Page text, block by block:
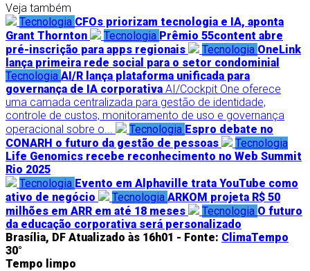
Veja também
Tecnologia CFOs priorizam tecnologia e IA, aponta
Grant Thornton
Tecnologia Prêmio 55content abre
pré-inscrição para apps regionais
Tecnologia OneLink
lança primeira rede social para o setor condominial
Tecnologia AI/R lança plataforma unificada para
governança de IA corporativa AI/Cockpit One oferece
uma camada centralizada para gestão de identidade,
controle de custos, monitoramento de uso e governança
operacional sobre o...
Tecnologia Espro debate no
CONARH o futuro da gestão de pessoas
Tecnologia
Life Genomics recebe reconhecimento no Web Summit
Rio 2025
Tecnologia Evento em Alphaville trata YouTube como
ativo de negócio
Tecnologia ARKOM projeta R$ 50
milhões em ARR em até 18 meses
Tecnologia O futuro
da educação corporativa será personalizado
Brasília, DF Atualizado às 16h01 - Fonte: ClimaTempo
30°
Tempo limpo